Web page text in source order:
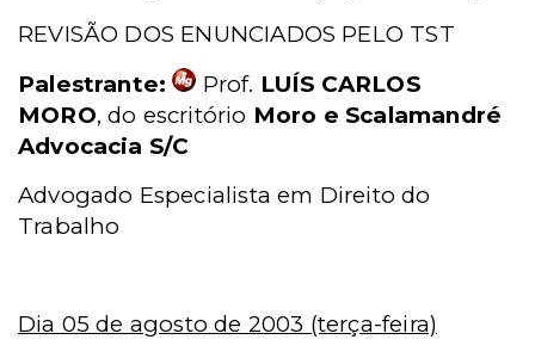
REVISÃO DOS ENUNCIADOS PELO TST
Palestrante:
Prof. LUÍS CARLOS
MORO, do escritório Moro e Scalamandré
Advocacia S/C
Advogado Especialista em Direito do
Trabalho
Dia 05 de agosto de 2003 (terça-feira)